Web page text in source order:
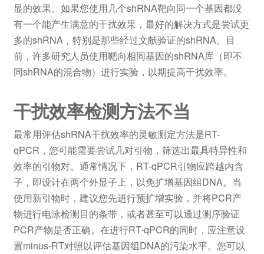
显的效果。如果您使用几个shRNA靶向同一个基因都没
有一个能产生满意的干扰效果，最好的解决方式是尝试更
多的shRNA，特别是那些经过文献验证的shRNA。目
前，许多研究人员使用靶向相同基因的shRNA库（即不
同shRNA的混合物）进行实验，以期提高干扰效率。
干扰效率检测方法不当
最常用评估shRNA干扰效率的灵敏测定方法是RT-
qPCR，您可能需要尝试几对引物，筛选出最具特异性和
效率的引物对。通常情况下，RT-qPCR引物应跨越内含
子，即设计在两个外显子上，以免扩增基因组DNA。当
使用新引物时，建议您先进行预扩增实验，并将PCR产
物进行电泳检测目的条带，或者甚至可以通过测序验证
PCR产物是否正确。在进行RT-qPCR的同时，应注意设
置minus-RT对照以评估基因组DNA的污染水平。您可以